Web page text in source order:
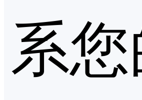
系